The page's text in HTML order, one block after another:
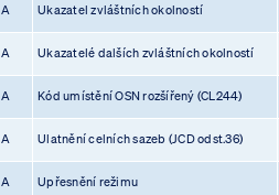
A Ukazatel zvláštních okolností
A Ukazatelé dalších zvláštních okolností
A Kód umístění OSN rozšířený (CL244)
A Ulatnění celních sazeb (JCD odst.36)
A Upřesnění režimu